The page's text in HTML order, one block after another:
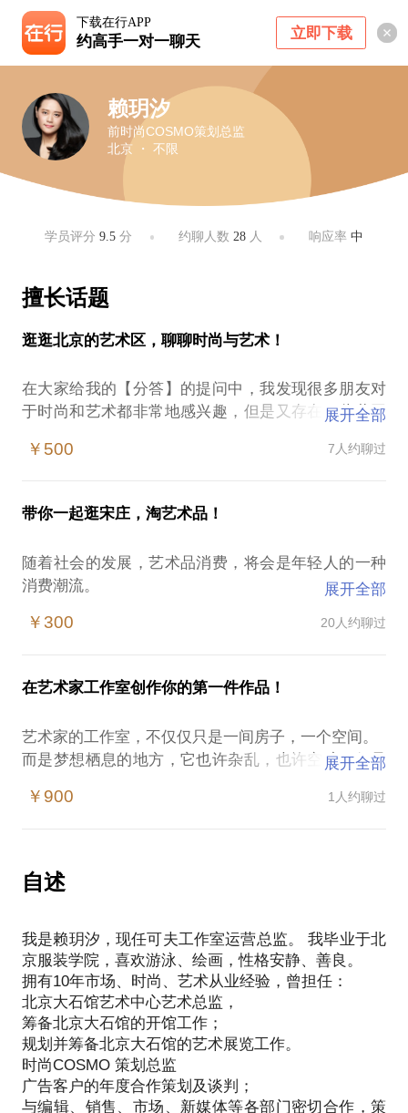
下载在行APP
约高手一对一聊天 立即下载
赖玥汐
前时尚COSMO策划总监
北京 ・ 不限
学员评分9.5 分 约聊人数 28人 响应率 中
擅长话题
逛逛北京的艺术区，聊聊时尚与艺术！
在大家给我的【分答】的提问中，我发现很多朋友对
于时尚和艺术都非常地感兴趣，但是又存在一些共同
时尚行业就是虚荣浮华的；
不清楚中国文化复兴与手作潮流的现状是什么。
在和其他的艺术家、策展人等专业人士交流的时候，
艺术开始提升自己？大部分的人会给我3个回答：
读艺术史；
与艺术家交流；
器，也是有非常多的老师带着学生们在逛，一边观看
有海量的博物馆和艺术区，可以说是一个艺术气息非
常浓厚的地方，非常值得好好逛一逛。
在与很多奢侈品客户的合作中，积累一定的奢侈品品
牌建设和推广经验，具有一定的执行能力，无论是在
很多时尚品牌也经常与艺术馆合办展览。其实，随心
所欲的生活，才是最大的奢侈品。
如何开始学习艺术史，观看当代艺术展；
如何拍出时尚大片；
去哪里找艺术家聊天；
找到好玩的手作市集，买到有温度的手作礼品。
只是坐在咖啡厅里聊天已经让我觉得不够有意思了，
我们可以约在一个艺术区，一边逛，一边聊聊艺术和
时尚。
宋庄艺术区
展开全部
￥500 7人约聊过
带你一起逛宋庄，淘艺术品！
随着社会的发展，艺术品消费，将会是年轻人的一种
消费潮流。
术品的朋友容易遭遇：
在购买艺术品的时候有一定的盲目性；
除了天价艺术品，对其他艺术品的了解比较少。
中国规模最大、知名度最高的艺术家群落。这里分布
有众多艺术家工作室、美术馆。我与众多的艺术家和
策展人，保持良好的关系。
挑选适合自己的艺术品。
竟一小时的谈话只能解决一个小问题。请把你的问题
提前发给我，方便我做更精确的准备，提升见面效
展开全部
￥300 20人约聊过
在艺术家工作室创作你的第一件作品！
艺术家的工作室，不仅仅只是一间房子，一个空间。
而是梦想栖息的地方，它也许杂乱，也许空旷，但是
我们会发现越来越多的年轻人会希望拥有更多有创
但是真正可以了解的渠道和机会并不多。
在这样的情况下，艺术爱好者容易遭遇：
希望课程更加有趣和充满互动性；
能够因人而异，与学员的职业和爱好相关。
有一些参观过艺术家工作室的朋友，也会觉得是很棒
的体验，我希望可以将这份感受更加深一步，与你分
享的内容包括：
艺术家的创作过程到底是怎么样的？
在艺术家的引导下，了解如何才能创作属于自己的艺
术品。
展开全部
￥900 1人约聊过
自述
我是赖玥汐，现任可夫工作室运营总监。 我毕业于北
京服装学院，喜欢游泳、绘画，性格安静、善良。
拥有10年市场、时尚、艺术从业经验，曾担任：
北京大石馆艺术中心艺术总监，
筹备北京大石馆的开馆工作；
规划并筹备北京大石馆的艺术展览工作。
时尚COSMO 策划总监
广告客户的年度合作策划及谈判；
与编辑、销售、市场、新媒体等各部门密切合作，策